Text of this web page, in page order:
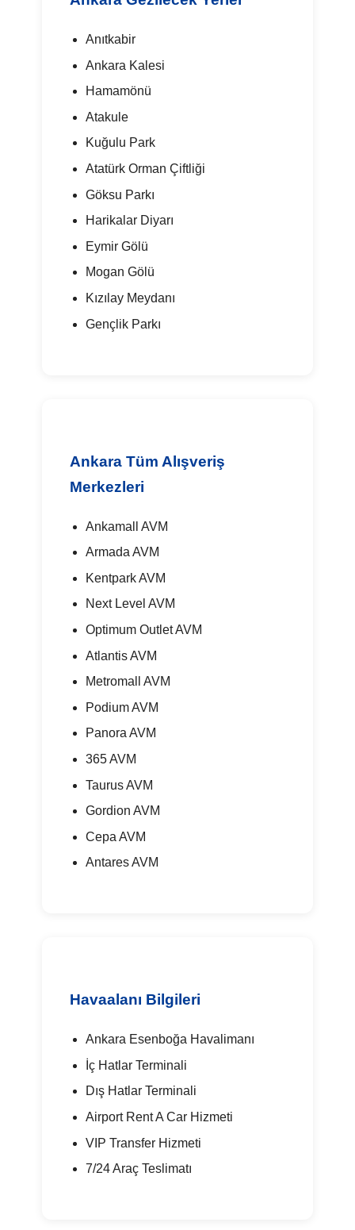
Anıtkabir
Ankara Kalesi
Hamamönü
Atakule
Kuğulu Park
Atatürk Orman Çiftliği
Göksu Parkı
Harikalar Diyarı
Eymir Gölü
Mogan Gölü
Kızılay Meydanı
Gençlik Parkı
Ankara Tüm Alışveriş
Merkezleri
Ankamall AVM
Armada AVM
Kentpark AVM
Next Level AVM
Optimum Outlet AVM
Atlantis AVM
Metromall AVM
Podium AVM
Panora AVM
365 AVM
Taurus AVM
Gordion AVM
Cepa AVM
Antares AVM
Havaalanı Bilgileri
Ankara Esenboğa Havalimanı
İç Hatlar Terminali
Dış Hatlar Terminali
Airport Rent A Car Hizmeti
VIP Transfer Hizmeti
7/24 Araç Teslimatı